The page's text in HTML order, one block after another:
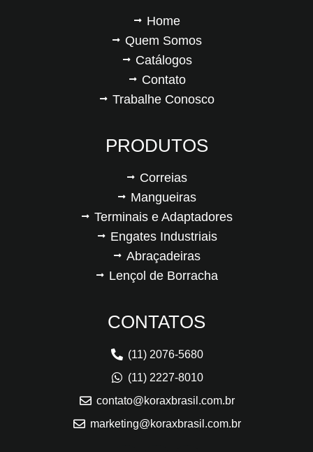
Home
Quem Somos
Catálogos
Contato
Trabalhe Conosco
PRODUTOS
Correias
Mangueiras
Terminais e Adaptadores
Engates Industriais
Abraçadeiras
Lençol de Borracha
CONTATOS
(11) 2076-5680
(11) 2227-8010
contato@koraxbrasil.com.br
marketing@koraxbrasil.com.br